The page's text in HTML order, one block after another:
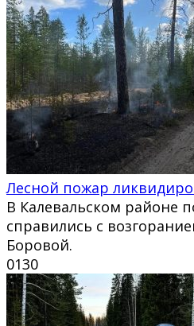
Лесной пожар
В Калевальском районе
справились с
Боровой.
0130